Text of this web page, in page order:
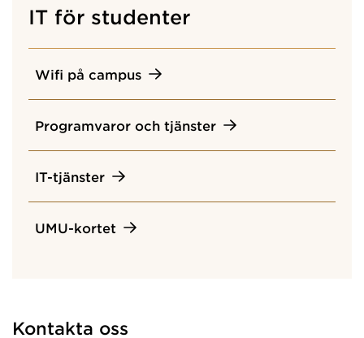
IT för studenter
Wifi på campus
Programvaror och tjänster
IT-tjänster
UMU-kortet
Kontakta oss